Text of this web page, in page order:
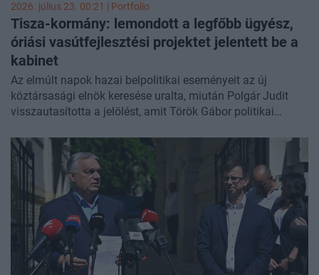
2026. július 23. 00:21 | Portfolio
Tisza-kormány: lemondott a legfőbb ügyész,
óriási vasútfejlesztési projektet jelentett be a
kabinet
Az elmúlt napok hazai belpolitikai eseményeit az új
köztársasági elnök keresése uralta, miután Polgár Judit
visszautasította a jelölést, amit Török Gábor politikai
nevezett. A jelöltállítási folyamat így a parlament keddi
ülésén folytatódott, emellett azonban több fontos
javaslatot is tárgyaltak a képviselők. Szerdán 10 évre szóló
vasútfejlesztési projektet jelentett be Magyar Péter
miniszterelnök és Vitézy Dávid beruházási- és közlekedési
miniszter, melynek keretében a teljes hazai vasúthálózat
megújul majd. A délután folyamán dr. Nagy Gábor Bálint
legfőbb ügyész bejelentette, hogy lemond tisztségéről.